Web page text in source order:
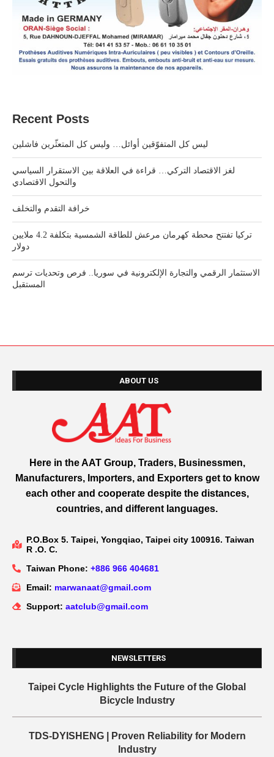
Recent Posts
ليس كل المتفوّقين أوائل… وليس كل المتعثّرين فاشلين
لغز الاقتصاد التركي… قراءة في العلاقة بين الاستقرار السياسي
والتحول الاقتصادي
خرافة التقدم والتخلف
تركيا تفتتح محطة كهرمان مرعش للطاقة الشمسية بتكلفة 4.2 ملايين
دولار
الاستثمار الرقمي والتجارة الإلكترونية في سوريا.. فرص وتحديات ترسم
المستقبل
ABOUT US
Here in the AAT Group, Traders, Businessmen,
Manufacturers, Importers, and Exporters get to know
each other and cooperate despite the distances,
countries, and different languages.
P.O.Box 5. Taipei, Yongqiao, Taipei city 100916. Taiwan
R .O. C.
Taiwan Phone: +886 966 404681
Email: marwanaat@gmail.com
Support: aatclub@gmail.com
NEWSLETTERS
Taipei Cycle Highlights the Future of the Global
Bicycle Industry
TDS-DYISHENG | Proven Reliability for Modern
Industry